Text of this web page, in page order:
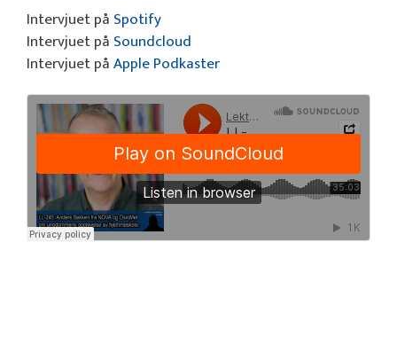
Intervjuet på Spotify
Intervjuet på Soundcloud
Intervjuet påApple Podkaster